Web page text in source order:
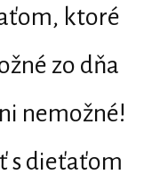
ktoré
zo dňa
nemožné!
s dieťaťom